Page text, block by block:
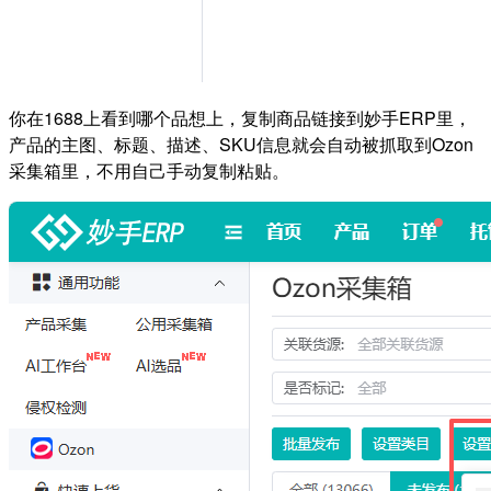
你在1688上看到哪个品想上，复制商品链接到妙手ERP里，
产品的主图、标题、描述、SKU信息就会自动被抓取到Ozon
采集箱里，不用自己手动复制粘贴。